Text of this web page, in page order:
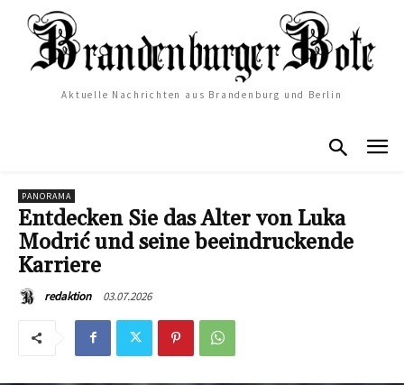
Aktuelle Nachrichten aus Brandenburg und Berlin
PANORAMA
Entdecken Sie das Alter von Luka
Modrić und seine beeindruckende
Karriere
redaktion 03.07.2026